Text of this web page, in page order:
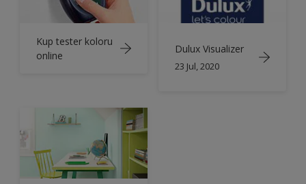
Kup tester koloru
online
Dulux Visualizer
23 Jul, 2020